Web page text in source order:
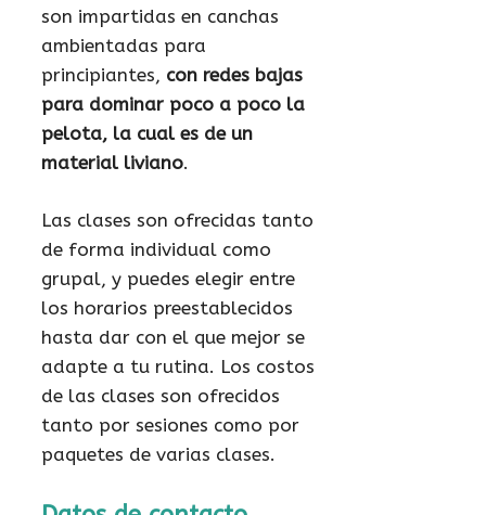
son impartidas en canchas
ambientadas para
principiantes, con redes bajas
para dominar poco a poco la
pelota, la cual es de un
material liviano.
Las clases son ofrecidas tanto
de forma individual como
grupal, y puedes elegir entre
los horarios preestablecidos
hasta dar con el que mejor se
adapte a tu rutina. Los costos
de las clases son ofrecidos
tanto por sesiones como por
paquetes de varias clases.